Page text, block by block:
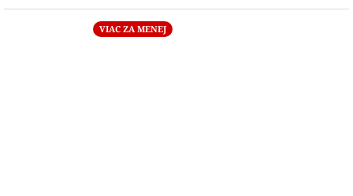
VIAC ZA MENEJ